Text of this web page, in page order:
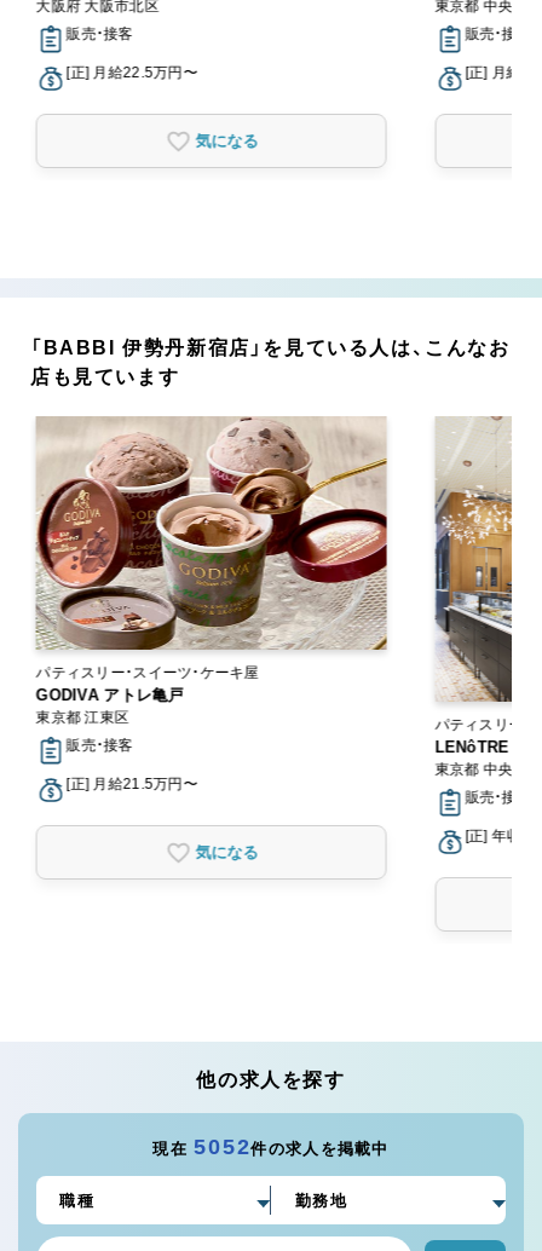
大阪府 大阪市北区
販売・接客
[正] 月給22.5万円〜
気になる
東京都 中央区
販売・接客
[正] 月給
「BABBI 伊勢丹新宿店」を見ている人は、こんなお
店も見ています
パティスリー・スイーツ・ケーキ屋
GODIVA アトレ亀戸
東京都 江東区
販売・接客
[正] 月給21.5万円〜
気になる
パティスリー・
LENôTRE＜
東京都 中央区
販売・接客
[正] 年収
他の求人を探す
現在5052件の求人を掲載中